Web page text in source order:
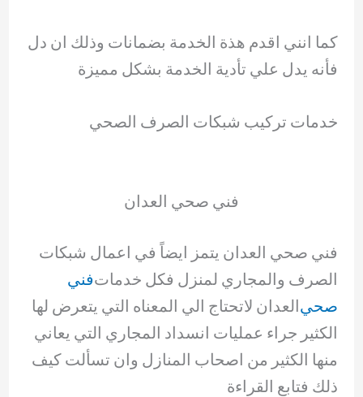
كما انني اقدم هذة الخدمة بضمانات وذلك ان دل
فأنه يدل علي تأدية الخدمة بشكل مميزة
خدمات تركيب شبكات الصرف الصحي
فني صحي العدان
فني صحي العدان يتمز ايضاً في اعمال شبكات
الصرف والمجاري لمنزل فكل خدماتفني
صحيالعدان لاتحتاج الي المعناه التي يتعرض لها
الكثير جراء عمليات انسداد المجاري التي يعاني
منها الكثير من اصحاب المنازل وان تسألت كيف
ذلك فتابع القراءة